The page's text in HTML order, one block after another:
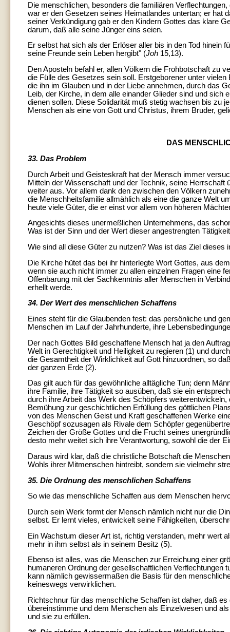
Die menschlichen, besonders die familiären
war er den Gesetzen seines Heimatlandes untertan; er hat
seiner Verkündigung gab er den Kindern Gottes das klare
darum, daß alle seine Jünger eins seien.
Er selbst hat sich als der Erlöser aller bis in den Tod hinein
seine Freunde sein Leben hergibt" (Joh 15,13).
Den Aposteln befahl er, allen Völkern die Frohbotschaft zu
die Fülle des Gesetzes sein soll. Erstgeborener unter
die ihn im Glauben und in der Liebe annehmen, durch das
Leib, der Kirche, in dem alle einander Glieder sind und
dienen sollen. Diese Solidarität muß stetig wachsen bis zu
Menschen als eine von Gott und Christus, ihrem Bruder,
DAS
33. Das Problem
Durch Arbeit und Geisteskraft hat der Mensch immer
Mitteln der Wissenschaft und der Technik, seine
weiter aus. Vor allem dank den zwischen den Völkern
die Menschheitsfamilie allmählich als eine die ganze Welt
heute viele Güter, die er einst vor allem von höheren
Angesichts dieses unermeßlichen Unternehmens, das
Was ist der Sinn und der Wert dieser angestrengten
Wie sind all diese Güter zu nutzen? Was ist das Ziel dieses
Die Kirche hütet das bei ihr hinterlegte Wort Gottes, aus
wenn sie auch nicht immer zu allen einzelnen Fragen eine
Offenbarung mit der Sachkenntnis aller Menschen in
erhellt werde.
34. Der Wert des menschlichen Schaffens
Eines steht für die Glaubenden fest: das persönliche und
Menschen im Lauf der Jahrhunderte, ihre
Der nach Gottes Bild geschaffene Mensch hat ja den
Welt in Gerechtigkeit und Heiligkeit zu regieren (1) und
die Gesamtheit der Wirklichkeit auf Gott hinzuordnen, so
der ganzen Erde (2).
Das gilt auch für das gewöhnliche alltägliche Tun; denn
ihre Familie, ihre Tätigkeit so ausüben, daß sie ein
durch ihre Arbeit das Werk des Schöpfers
Bemühung zur geschichtlichen Erfüllung des göttlichen
von des Menschen Geist und Kraft geschaffenen Werke
Geschöpf sozusagen als Rivale dem Schöpfer
Zeichen der Größe Gottes und die Frucht seines
desto mehr weitet sich ihre Verantwortung, sowohl die der
Daraus wird klar, daß die christliche Botschaft die
Wohls ihrer Mitmenschen hintreibt, sondern sie vielmehr
35. Die Ordnung des menschlichen Schaffens
So wie das menschliche Schaffen aus dem Menschen
Durch sein Werk formt der Mensch nämlich nicht nur die
selbst. Er lernt vieles, entwickelt seine Fähigkeiten,
Ein Wachstum dieser Art ist, richtig verstanden, mehr wert
mehr in ihm selbst als in seinem Besitz (5).
Ebenso ist alles, was die Menschen zur Erreichung einer
humaneren Ordnung der gesellschaftlichen
kann nämlich gewissermaßen die Basis für den
keineswegs verwirklichen.
Richtschnur für das menschliche Schaffen ist daher, daß
übereinstimme und dem Menschen als Einzelwesen und
und sie zu erfüllen.